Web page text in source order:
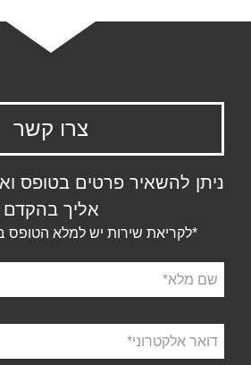
צרו קשר
ניתן להשאיר פרטים בטופס
אליך בהקדם
*לקריאת שירות יש למלא הטופס